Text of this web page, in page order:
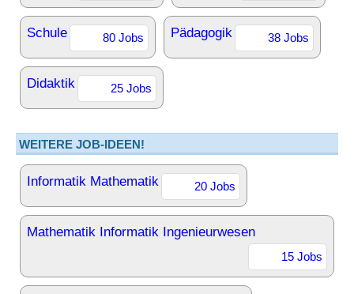
Schule 80 Jobs Pädagogik 38 Jobs
Didaktik 25 Jobs
WEITERE JOB-IDEEN!
Informatik Mathematik 20 Jobs
Mathematik Informatik Ingenieurwesen
15 Jobs